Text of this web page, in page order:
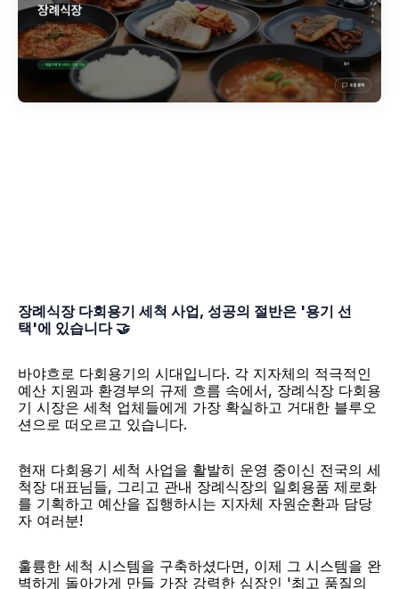
장례식장 다회용기 세척 사업, 성공의 절반은 '용기 선
택'에 있습니다 🤝
바야흐로 다회용기의 시대입니다. 각 지자체의 적극적인
예산 지원과 환경부의 규제 흐름 속에서, 장례식장 다회용
기 시장은 세척 업체들에게 가장 확실하고 거대한 블루오
션으로 떠오르고 있습니다.
현재 다회용기 세척 사업을 활발히 운영 중이신 전국의 세
척장 대표님들, 그리고 관내 장례식장의 일회용품 제로화
를 기획하고 예산을 집행하시는 지자체 자원순환과 담당
자 여러분!
훌륭한 세척 시스템을 구축하셨다면, 이제 그 시스템을 완
벽하게 돌아가게 만들 가장 강력한 심장인 '최고 품질의